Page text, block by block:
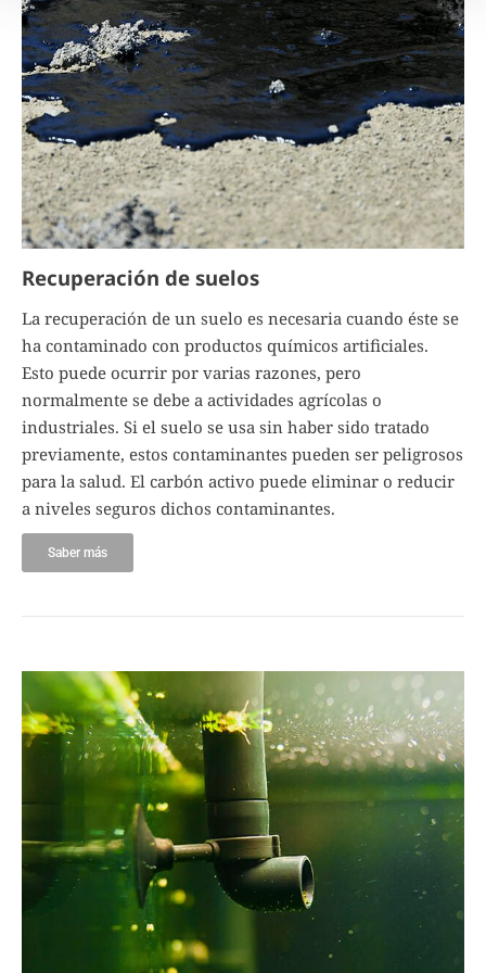
Recuperación de suelos
La recuperación de un suelo es necesaria cuando éste se
ha contaminado con productos químicos artificiales.
Esto puede ocurrir por varias razones, pero
normalmente se debe a actividades agrícolas o
industriales. Si el suelo se usa sin haber sido tratado
previamente, estos contaminantes pueden ser peligrosos
para la salud. El carbón activo puede eliminar o reducir
a niveles seguros dichos contaminantes.
Saber más